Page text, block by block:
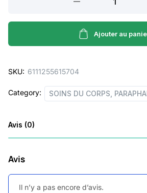
GEL
PEUX
BLANCHE
Ajouter au
SKU: 6111255615704
Category: SOINS DU CORPS,
Avis (0)
Avis
Il n’y a pas encore d’avis.